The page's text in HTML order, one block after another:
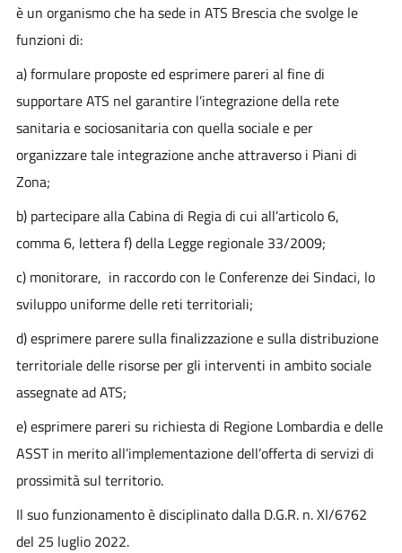
è un organismo che ha sede in ATS Brescia che svolge le
funzioni di:
a) formulare proposte ed esprimere pareri al fine di
supportare ATS nel garantire l’integrazione della rete
sanitaria e sociosanitaria con quella sociale e per
organizzare tale integrazione anche attraverso i Piani di
Zona;
b) partecipare alla Cabina di Regia di cui all’articolo 6,
comma 6, lettera f) della Legge regionale 33/2009;
c) monitorare, in raccordo con le Conferenze dei Sindaci, lo
sviluppo uniforme delle reti territoriali;
d) esprimere parere sulla finalizzazione e sulla distribuzione
territoriale delle risorse per gli interventi in ambito sociale
assegnate ad ATS;
e) esprimere pareri su richiesta di Regione Lombardia e delle
ASST in merito all’implementazione dell’offerta di servizi di
prossimità sul territorio.
Il suo funzionamento è disciplinato dalla D.G.R. n. XI/6762
del 25 luglio 2022.